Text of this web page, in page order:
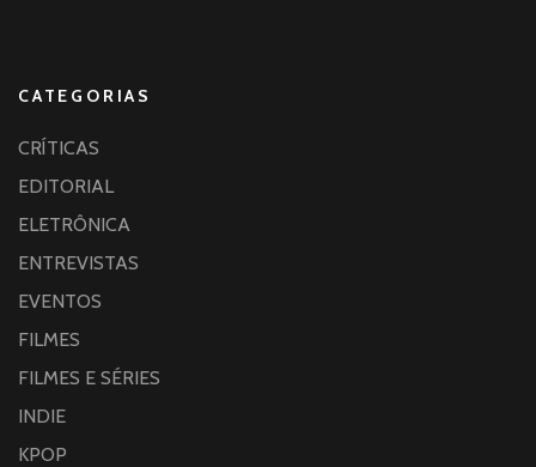
CATEGORIAS
CRÍTICAS
EDITORIAL
ELETRÔNICA
ENTREVISTAS
EVENTOS
FILMES
FILMES E SÉRIES
INDIE
KPOP